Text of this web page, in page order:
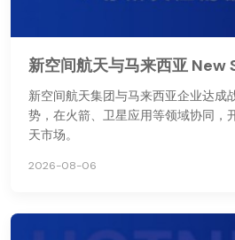
新空间航天集团与马来西亚企业达成
势，在火箭、卫星应用等领域协同，
天市场。
2026-08-06